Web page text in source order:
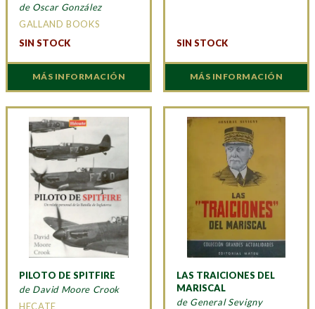
de Oscar González
GALLAND BOOKS
SIN STOCK
MÁS INFORMACIÓN
SIN STOCK
MÁS INFORMACIÓN
PILOTO DE SPITFIRE
de David Moore Crook
HECATE
LAS TRAICIONES DEL
MARISCAL
de General Sevigny